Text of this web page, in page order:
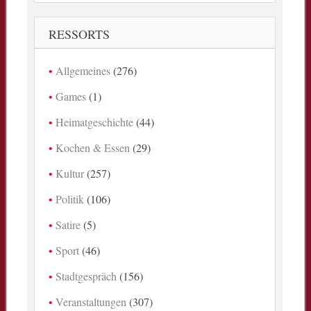
RESSORTS
Allgemeines(276)
Games(1)
Heimatgeschichte(44)
Kochen & Essen (29)
Kultur(257)
Politik (106)
Satire(5)
Sport(46)
Stadtgespräch (156)
Veranstaltungen (307)